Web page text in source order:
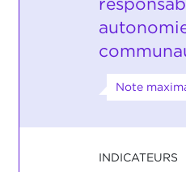
Note
INDICATEURS